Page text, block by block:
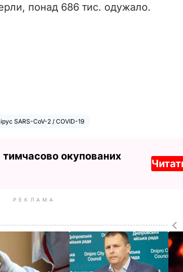
понад 686 тис. одужало.
SARS-CoV-2 / COVID-19
окупованих
РЕКЛАМА